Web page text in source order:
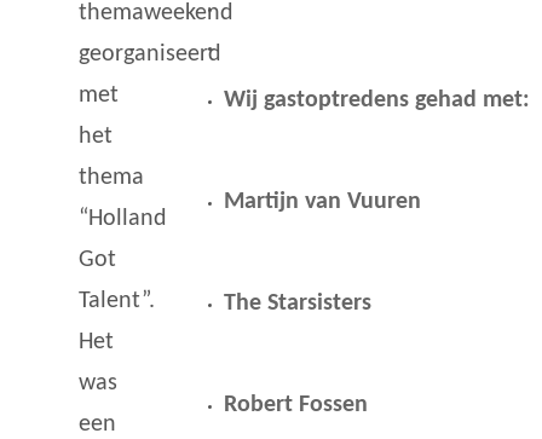
themaweekend
georganiseerd
met
het
thema
“Holland
Got
Talent”.
Het
was
een
Wij gastoptredens gehad met:
Martijn van Vuuren
The Starsisters
Robert Fossen